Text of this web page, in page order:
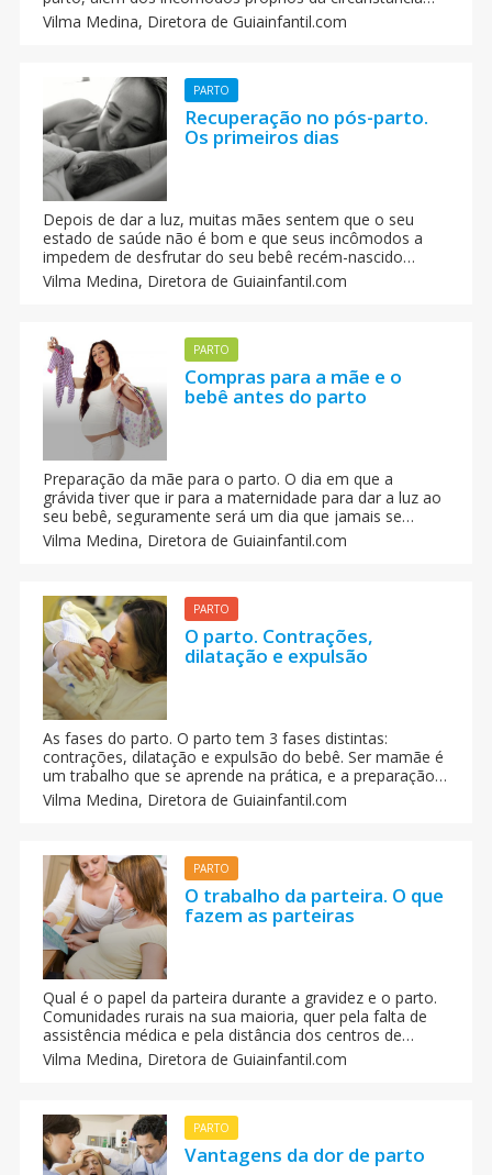
tenha sido único e pleno e inesquecível. Infelizmente,
existem casos em que isso não acontece e que por
mundo em meio a um verdadeiro turbilhão.
Vilma Medina, Diretora de Guiainfantil.com
PARTO
Recuperação no pós-parto.
Os primeiros dias
Depois de dar a luz, muitas mães sentem que o seu
estado de saúde não é bom e que seus incômodos a
impedem de desfrutar do seu bebê recém-nascido
como ela havia sonhado. Devido a essa falta de
informação, muitas mulheres ficam alarmadas diante de
parto.
Vilma Medina, Diretora de Guiainfantil.com
PARTO
Compras para a mãe e o
bebê antes do parto
Preparação da mãe para o parto. O dia em que a
grávida tiver que ir para a maternidade para dar a luz ao
seu bebê, seguramente será um dia que jamais se
esquecerá. Seja pelas emoções, pelo nervosismo, ou
por algum contratempo, será um dia especial, e por isso
Vilma Medina, Diretora de Guiainfantil.com
PARTO
O parto. Contrações,
dilatação e expulsão
As fases do parto. O parto tem 3 fases distintas:
contrações, dilatação e expulsão do bebê. Ser mamãe é
um trabalho que se aprende na prática, e a preparação
para o parto é um trabalho de informação que ajudará a
mãe estar mais tranquila e confiante quando chegar a
Vilma Medina, Diretora de Guiainfantil.com
PARTO
O trabalho da parteira. O que
fazem as parteiras
Qual é o papel da parteira durante a gravidez e o parto.
Comunidades rurais na sua maioria, quer pela falta de
assistência médica e pela distância dos centros de
saúde, vivem em situação de isolamento, por isso o
trabalho da parteira torna-se indispensável nessas
Vilma Medina, Diretora de Guiainfantil.com
PARTO
Vantagens da dor de parto